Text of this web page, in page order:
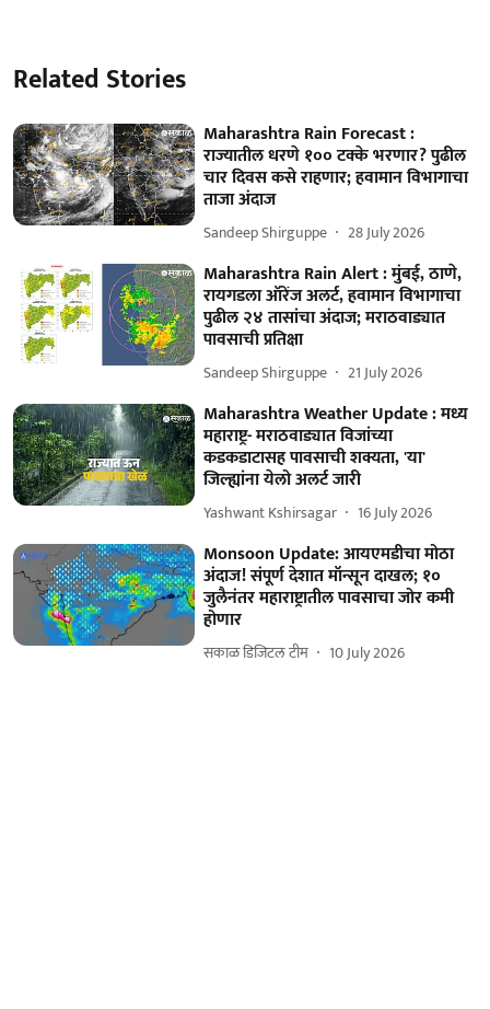
Related Stories
Maharashtra Rain Forecast :
राज्यातील धरणे १०० टक्के भरणार? पुढील
चार दिवस कसे राहणार; हवामान विभागाचा
ताजा अंदाज
Sandeep Shirguppe 28 July 2026
Maharashtra Rain Alert : मुंबई, ठाणे,
रायगडला ऑरेंज अलर्ट, हवामान विभागाचा
पुढील २४ तासांचा अंदाज; मराठवाड्यात
पावसाची प्रतिक्षा
Sandeep Shirguppe 21 July 2026
Maharashtra Weather Update : मध्य
महाराष्ट्र- मराठवाड्यात विजांच्या
कडकडाटासह पावसाची शक्यता, 'या'
जिल्ह्यांना येलो अलर्ट जारी
Yashwant Kshirsagar 16 July 2026
Monsoon Update: आयएमडीचा मोठा
अंदाज! संपूर्ण देशात मॉन्सून दाखल; १०
जुलैनंतर महाराष्ट्रातील पावसाचा जोर कमी
होणार
सकाळ डिजिटल टीम 10 July 2026